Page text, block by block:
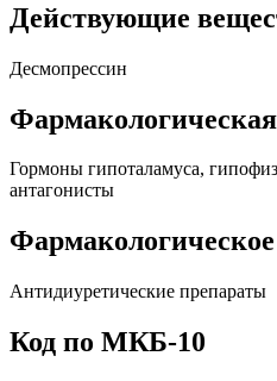
Действующие
Десмопрессин
Гормоны гипоталамуса,
антагонисты
Фармакологическое
Антидиуретические препараты
Код по МКБ-10